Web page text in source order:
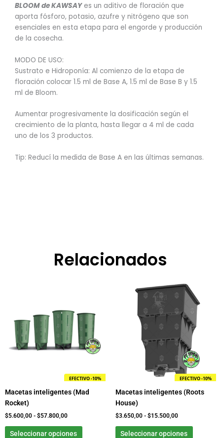
BLOOM de KAWSAYes un aditivo de floración que
aporta fósforo, potasio, azufre y nitrógeno que son
esenciales en esta etapa para el engorde y producción
de la cosecha.
MODO DE USO:
Sustrato e Hidroponía: Al comienzo de la etapa de
floración colocar 1.5 ml de Base A, 1.5 ml de Base B y 1.5
ml de Bloom.
Aumentar progresivamente la dosificación según el
crecimiento de la planta, hasta llegar a 4 ml de cada
uno de los 3 productos.
Tip: Reducí la medida de Base A en las últimas semanas.
Relacionados
EFECTIVO -10%
Macetas inteligentes (Mad
Rocket)
$5.600,00 - $57.800,00
$5.600,00
hasta
$57.800,00
Seleccionar opciones
múltiples
variantes.
Las
opciones
pueden
elegir
en
de
EFECTIVO -10%
Macetas inteligentes (Roots
House)
$3.650,00 - $15.500,00
Rango
precios:
$3.650,00
hasta
$15.500,00
Seleccionar opciones
tiene
Las
se
pueden
elegir
en
de